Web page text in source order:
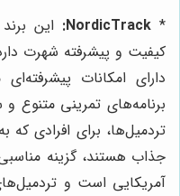
*
NordicTrack: این
دارای امکانات
برنامه‌های تمرینی
تردمیل‌ها، برای افرادی
جذاب هستند، گزینه
آمریکایی است و